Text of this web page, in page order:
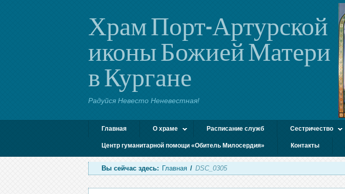
Храм Порт-Артурской
иконы Божией Матери
в Кургане
Радуйся Невесто Неневестная!
Главная О храме Расписание служб Сестричество
Центр гуманитарной помощи «Обитель Милосердия» Контакты
Вы сейчас здесь: Главная / DSC_0305